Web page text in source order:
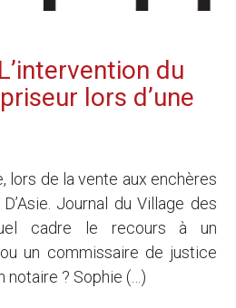
du
lors d’une
lors de la vente aux enchères
Journal du Village des
cadre le recours à un
un commissaire de justice
notaire ? Sophie (…)